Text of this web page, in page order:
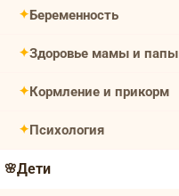
Беременность
Здоровье мамы и папы
Кормление и прикорм
Психология
Дети